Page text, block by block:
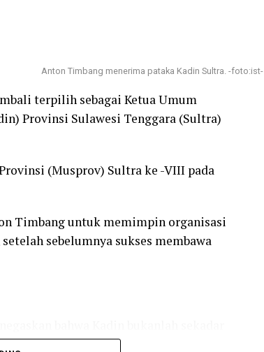
Anton Timbang menerima pataka Kadin Sultra. -foto:ist-
terpilih sebagai Ketua Umum
Provinsi Sulawesi Tenggara (Sultra)
(Musprov) Sultra ke -VIII pada
Timbang untuk memimpin organisasi
sebelumnya sukses membawa
untuk memajukan ekonomi